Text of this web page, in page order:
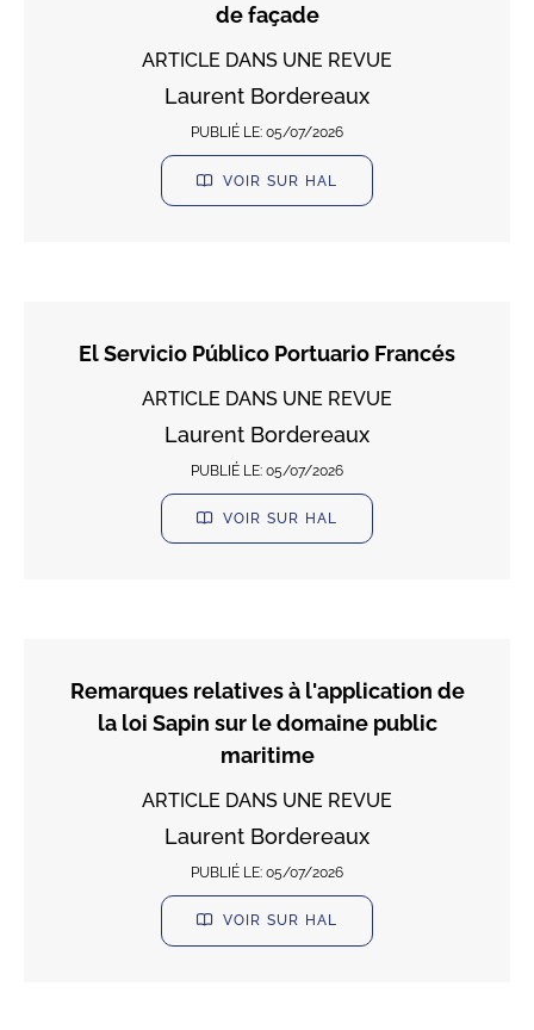
de façade
ARTICLE DANS UNE REVUE
Laurent Bordereaux
PUBLIÉ LE: 05/07/2026
VOIR SUR HAL
El Servicio Público Portuario Francés
ARTICLE DANS UNE REVUE
Laurent Bordereaux
PUBLIÉ LE: 05/07/2026
VOIR SUR HAL
Remarques relatives à l'application de
la loi Sapin sur le domaine public
maritime
ARTICLE DANS UNE REVUE
Laurent Bordereaux
PUBLIÉ LE: 05/07/2026
VOIR SUR HAL